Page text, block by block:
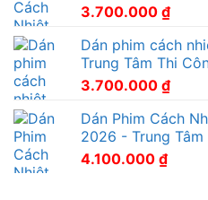
3.700.000 ₫
Dán phim cách
Trung Tâm Thi
3.700.000 ₫
Dán Phim Cách
2026 - Trung
4.100.000 ₫